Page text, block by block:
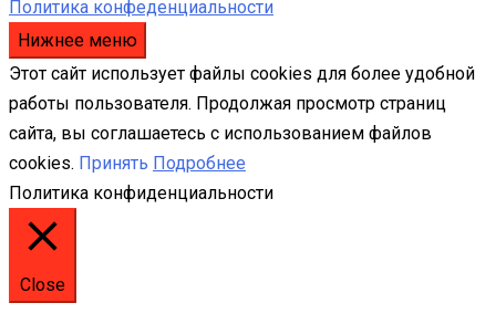
Политика конфеденциальности
Нижнее меню
Этот сайт использует файлы cookies для более удобной
работы пользователя. Продолжая просмотр страниц
сайта, вы соглашаетесь с использованием файлов
cookies. Принять Подробнее
Политика конфиденциальности
Close